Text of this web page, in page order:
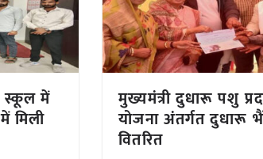
स्कूल में
मिली
मुख्यमंत्री दुधारू पशु
योजना अंतर्गत दुधारू
वितरित